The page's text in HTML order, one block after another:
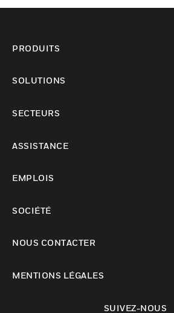
PRODUITS
SOLUTIONS
SECTEURS
ASSISTANCE
EMPLOIS
SOCIÉTÉ
NOUS CONTACTER
MENTIONS LÉGALES
SUIVEZ-NOUS